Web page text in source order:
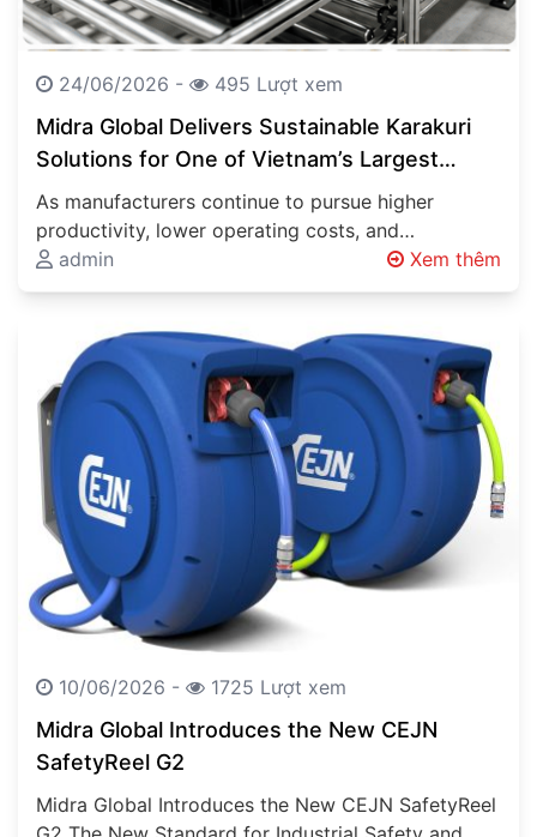
24/06/2026 - 495 Lượt xem
Midra Global Delivers Sustainable Karakuri
Solutions for One of Vietnam’s Largest
Automotive Manufacturers
As manufacturers continue to pursue higher
productivity, lower operating costs, and
sustainable production methods, innovative
material handling systems are becoming…
admin Xem thêm
10/06/2026 - 1725 Lượt xem
Midra Global Introduces the New CEJN
SafetyReel G2
Midra Global Introduces the New CEJN SafetyReel